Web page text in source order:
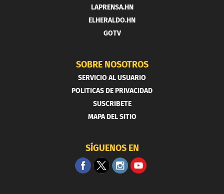
LAPRENSA.HN
ELHERALDO.HN
GOTV
SOBRE NOSOTROS
SERVICIO AL USUARIO
POLITICAS DE PRIVACIDAD
SUSCRIBETE
MAPA DEL SITIO
SÍGUENOS EN